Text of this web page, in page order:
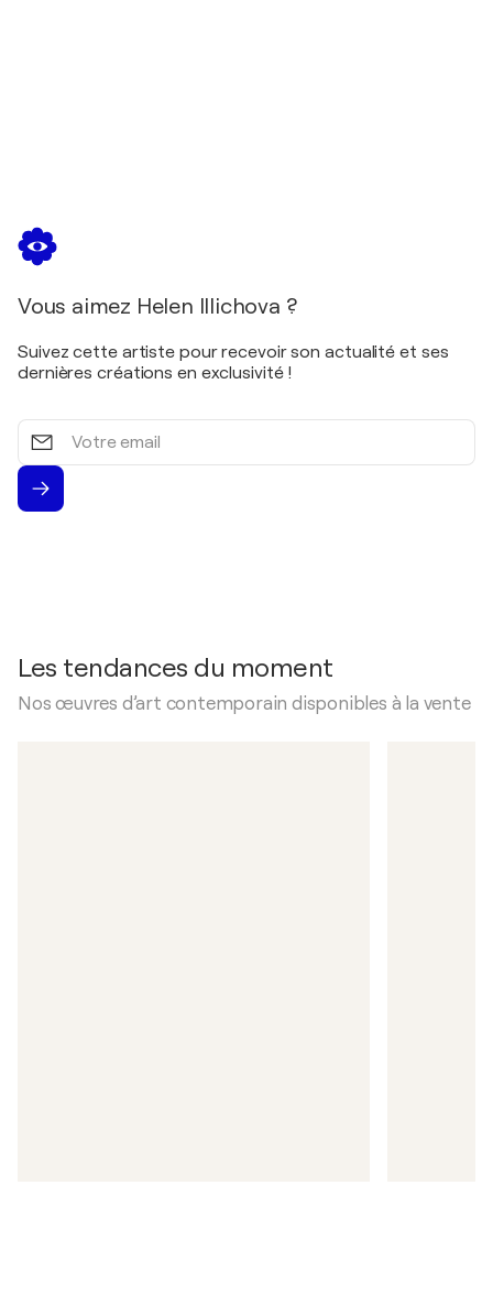
Vous aimez Helen Illichova ?
Suivez cette artiste pour recevoir son actualité et ses
dernières créations en exclusivité !
Votre
email
Les tendances du moment
Nos œuvres d’art contemporain disponibles à la vente